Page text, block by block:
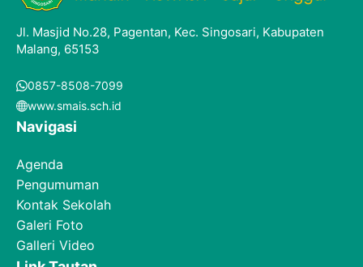
Jl. Masjid No.28, Pagentan, Kec. Singosari, Kabupaten
Malang, 65153
0857-8508-7099
www.smais.sch.id
Navigasi
Agenda
Pengumuman
Kontak Sekolah
Galeri Foto
Galleri Video